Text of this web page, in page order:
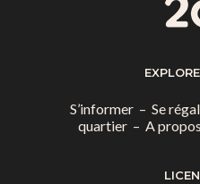
S’informer – Se
quartier– A propos